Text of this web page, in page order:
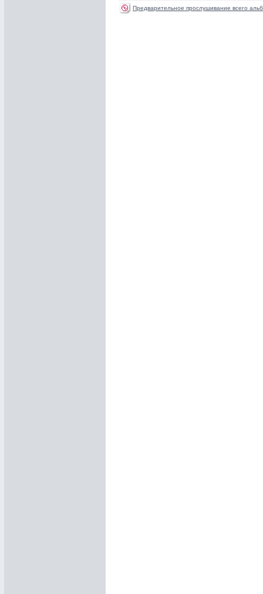
Предварительное прослушивание всего